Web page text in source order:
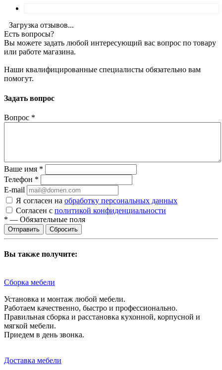
Загрузка отзывов...
Есть вопросы?
Вы можете задать любой интересующий вас вопрос по товару
или работе магазина.
Наши квалифицированные специалисты обязательно вам
помогут.
Задать вопрос
Вопрос *
Ваше имя *
Телефон *
E-mail
Я согласен на обработку персональных данных
Согласен с политикой конфиденциальности
* — Обязательные поля
Сбросить
Вы также получите:
Сборка мебели
Установка и монтаж любой мебели.
Работаем качественно, быстро и профессионально.
Правильная сборка и расстановка кухонной, корпусной и
мягкой мебели.
Приедем в день звонка.
Доставка мебели